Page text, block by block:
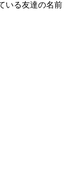
いる友達の名前